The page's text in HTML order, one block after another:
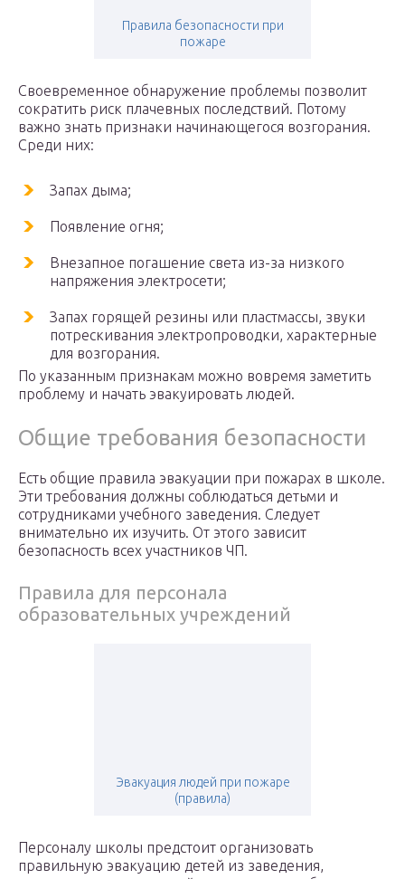
Правила безопасности при
пожаре
Своевременное обнаружение проблемы позволит
сократить риск плачевных последствий. Потому
важно знать признаки начинающегося возгорания.
Среди них:
Запах дыма;
Появление огня;
Внезапное погашение света из-за низкого
напряжения электросети;
Запах горящей резины или пластмассы, звуки
потрескивания электропроводки, характерные
для возгорания.
По указанным признакам можно вовремя заметить
проблему и начать эвакуировать людей.
Общие требования безопасности
Есть общие правила эвакуации при пожарах в школе.
Эти требования должны соблюдаться детьми и
сотрудниками учебного заведения. Следует
внимательно их изучить. От этого зависит
безопасность всех участников ЧП.
Правила для персонала
образовательных учреждений
Эвакуация людей при пожаре
(правила)
Персоналу школы предстоит организовать
правильную эвакуацию детей из заведения,